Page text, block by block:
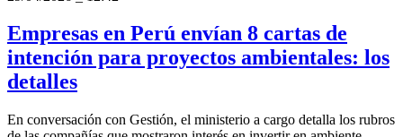
Empresas en Perú envían 8 cartas de
intención para proyectos ambientales: los
detalles
En conversación con Gestión, el ministerio a cargo detalla los rubros